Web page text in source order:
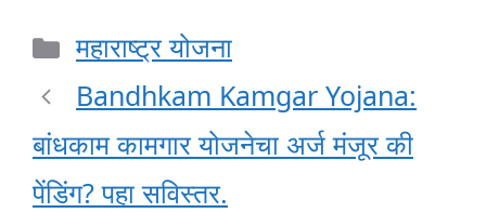
Categories
महाराष्ट्र योजना
Bandhkam Kamgar Yojana:
बांधकाम कामगार योजनेचा अर्ज मंजूर की
पेंडिंग? पहा सविस्तर.